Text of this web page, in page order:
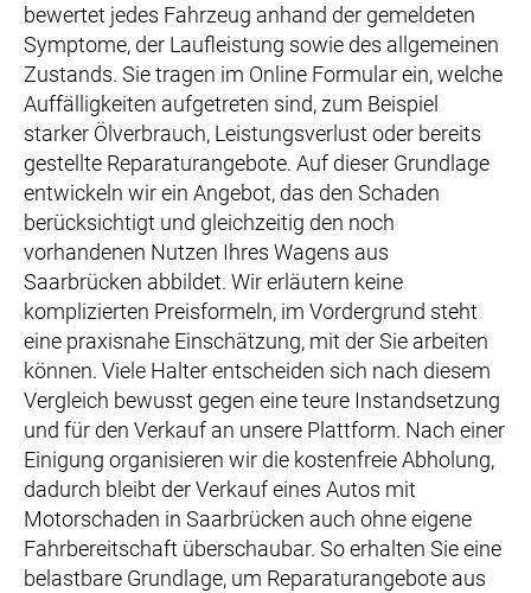
bewertet jedes Fahrzeug anhand der gemeldeten
Symptome, der Laufleistung sowie des allgemeinen
Zustands. Sie tragen im Online Formular ein, welche
Auffälligkeiten aufgetreten sind, zum Beispiel
starker Ölverbrauch, Leistungsverlust oder bereits
gestellte Reparaturangebote. Auf dieser Grundlage
entwickeln wir ein Angebot, das den Schaden
berücksichtigt und gleichzeitig den noch
vorhandenen Nutzen Ihres Wagens aus
Saarbrücken abbildet. Wir erläutern keine
komplizierten Preisformeln, im Vordergrund steht
eine praxisnahe Einschätzung, mit der Sie arbeiten
können. Viele Halter entscheiden sich nach diesem
Vergleich bewusst gegen eine teure Instandsetzung
und für den Verkauf an unsere Plattform. Nach einer
Einigung organisieren wir die kostenfreie Abholung,
dadurch bleibt der Verkauf eines Autos mit
Motorschaden in Saarbrücken auch ohne eigene
Fahrbereitschaft überschaubar. So erhalten Sie eine
belastbare Grundlage, um Reparaturangebote aus